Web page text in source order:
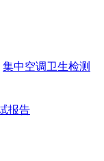
集中空调卫生检测
报告